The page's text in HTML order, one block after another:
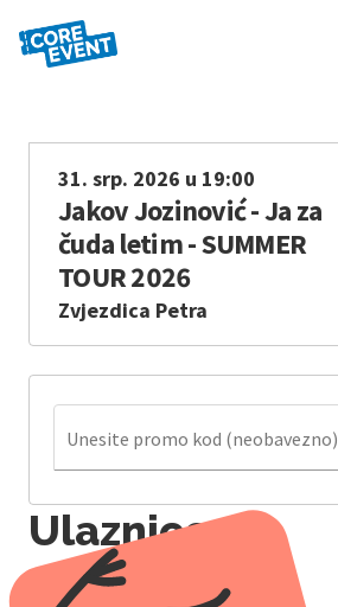
31. srp. 2026 u 19:00
Jakov Jozinović - Ja za
čuda letim - SUMMER
TOUR 2026
Zvjezdica Petra
Unesite promo kod (neobavezno)
Ulaznice su
rasprodane.